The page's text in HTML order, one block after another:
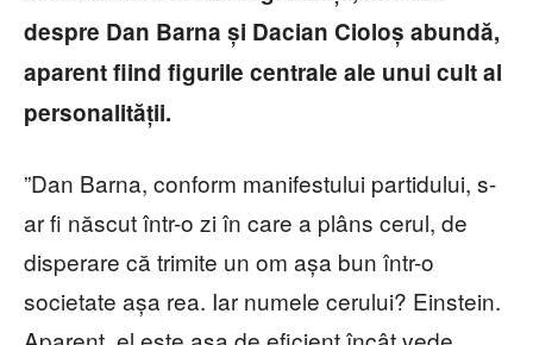
despre Dan Barna și Dacian Cioloș abundă,
aparent fiind figurile centrale ale unui cult al
personalității.
”Dan Barna, conform manifestului partidului, s-
ar fi născut într-o zi în care a plâns cerul, de
disperare că trimite un om așa bun într-o
societate așa rea. Iar numele cerului? Einstein.